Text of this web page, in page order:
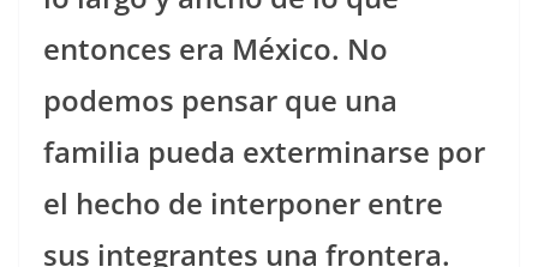
entonces era México. No
podemos pensar que una
familia pueda exterminarse por
el hecho de interponer entre
sus integrantes una frontera.